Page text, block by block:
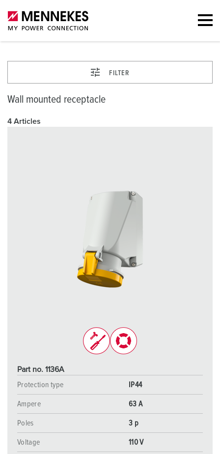
FILTER
Wall mounted receptacle
4 Articles
Part no. 1136A
Protection type
IP44
Ampere 63 A
Poles 3 p
Voltage 110 V